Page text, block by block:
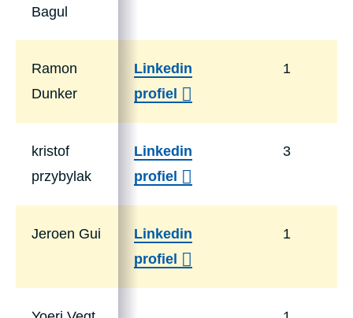
Bagul
Ramon
Dunker
kristof
przybylak
Jeroen Gui
Linkedin
profiel
Linkedin
profiel
Linkedin
profiel
1
3
1